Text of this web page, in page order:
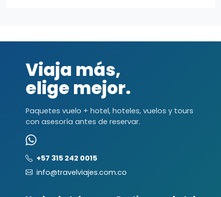
Viaja más,
elige mejor.
Paquetes vuelo + hotel, hoteles, vuelos y tours
con asesoría antes de reservar.
+57 315 242 0015
info@travelviajes.com.co